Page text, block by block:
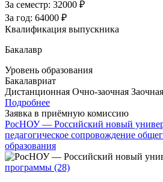
За семестр: 32000 ₽
За год: 64000 ₽
Квалификация выпускника
Бакалавр
Уровень образования
Бакалавриат
Дистанционная Очно-заочная Заочная
Подробнее
Заявка в приёмную комиссию
РосНОУ — Российский новый
педагогическое сопровождение
образования
программы (28)